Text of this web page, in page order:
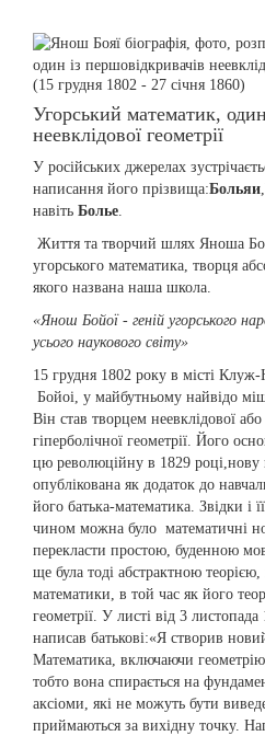
(15 грудня 1802 - 27 січня 1860)
Угорський математик,
неевклідової геометрії
У російських джерелах
написання його прізвища:Больяи,
навіть Болье.
Життя та творчий шлях Яноша
угорського математика, творця
якого названа наша школа.
«Янош Бойої - геній угорського
усього наукового світу»
15 грудня 1802 року в місті
Бойоі, у майбутньому найвідо
Він став творцем неевклідової
гіперболічної геометрії. Його
цю революційну в 1829 році,нову
опублікована як додаток до
його батька-математика. Звідки і
чином можна було математичні
перекласти простою, буденною
ще була тоді абстрактною
математики, в той час як його
геометрії. У листі від 3
написав батькові:«Я створив
Математика, включаючи
тобто вона спирається на
аксіоми, які не можуть бути
приймаються за вихідну точку.